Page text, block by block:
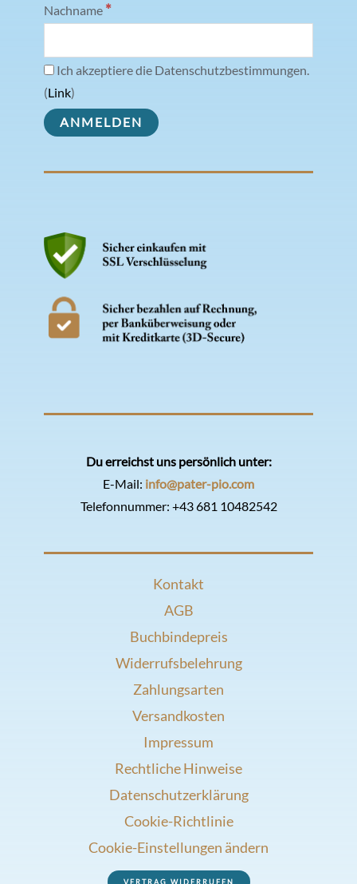
Nachname *
Ich akzeptiere die Datenschutzbestimmungen.
(Link)
Du erreichst uns persönlich unter:
E-Mail: info@pater-pio.com
Telefonnummer: +43 681 10482542
Kontakt
AGB
Buchbindepreis
Widerrufsbelehrung
Zahlungsarten
Versandkosten
Impressum
Rechtliche Hinweise
Datenschutzerklärung
Cookie-Richtlinie
Cookie-Einstellungen ändern
VERTRAG WIDERRUFEN